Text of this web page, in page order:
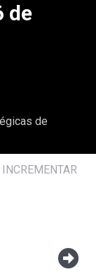
de
de